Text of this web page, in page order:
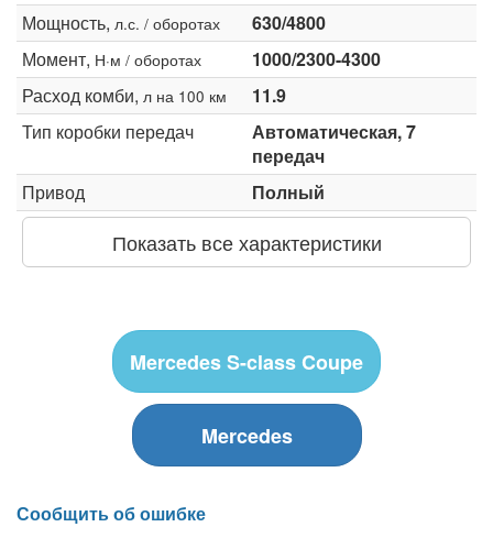
Мощность, л.с. / оборотах
630/4800
Момент, Н·м / оборотах
1000/2300-4300
Расход комби, л на 100 км
11.9
Тип коробки передач
Автоматическая, 7
передач
Привод
Полный
Показать все характеристики
Mercedes S-class Coupe
Mercedes
Сообщить об ошибке